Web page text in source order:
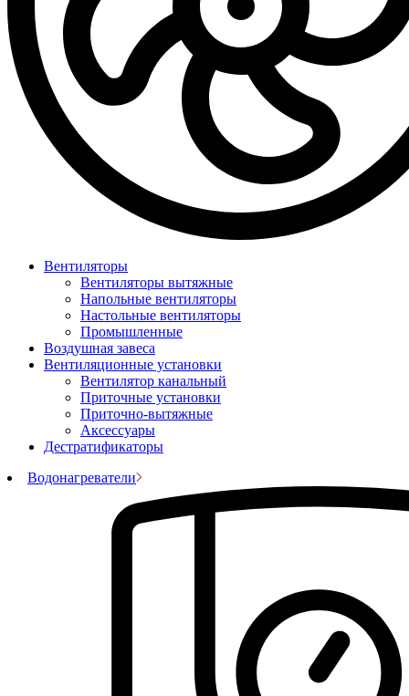
Вентиляторы
Вентиляторы вытяжные
Напольные вентиляторы
Настольные вентиляторы
Промышленные
Воздушная завеса
Вентиляционные установки
Вентилятор канальный
Приточные установки
Приточно-вытяжные
Аксессуары
Дестратификаторы
Водонагреватели